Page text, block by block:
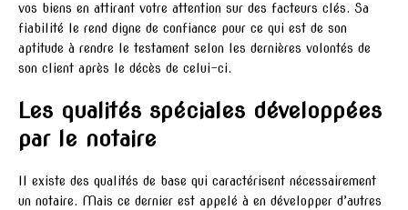
vos biens en attirant votre attention sur des facteurs clés. Sa
fiabilité le rend digne de confiance pour ce qui est de son
aptitude à rendre le testament selon les dernières volontés de
son client après le décès de celui-ci.
Les qualités spéciales développées
par le notaire
Il existe des qualités de base qui caractérisent nécessairement
un notaire. Mais ce dernier est appelé à en développer d’autres